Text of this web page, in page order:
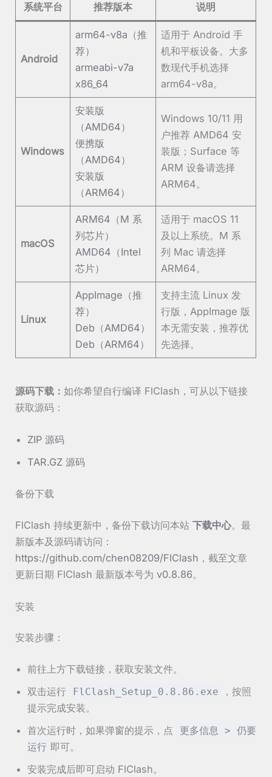
系统平台 推荐版本 说明
Android
arm64-v8a（推
荐）
armeabi-v7a
x86_64
适用于 Android 手
机和平板设备。大多
数现代手机选择
arm64-v8a。
Windows
安装版
（AMD64）
便携版
（AMD64）
安装版
（ARM64）
Windows 10/11 用
户推荐 AMD64 安
装版；Surface 等
ARM 设备请选择
ARM64。
macOS
ARM64（M 系
列芯片）
AMD64（Intel
芯片）
适用于 macOS 11
及以上系统。M 系
列 Mac 请选择
ARM64。
Linux
AppImage（推
荐）
Deb（AMD64）
Deb（ARM64）
支持主流 Linux 发
行版，AppImage 版
本无需安装，推荐优
先选择。
源码下载：如你希望自行编译 FlClash，可从以下链接
获取源码：
ZIP 源码
TAR.GZ 源码
备份下载
FlClash 持续更新中，备份下载访问本站下载中心。最
新版本及源码请访问：
https://github.com/chen08209/FlClash ，截至文章
更新日期 FlClash 最新版本号为v0.8.86。
安装
安装步骤：
前往上方下载链接，获取安装文件。
双击运行
FlClash_Setup_0.8.86.exe
，按照
提示完成安装。
首次运行时，如果弹窗的提示，点
更多信息 > 仍要
运行 即可。
安装完成后即可启动 FlClash。